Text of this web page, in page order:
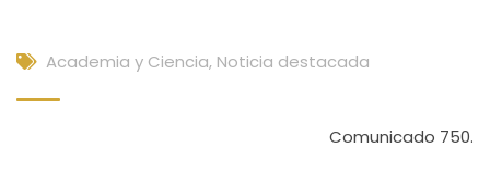
Academia y Ciencia, Noticia destacada
Comunicado 750.